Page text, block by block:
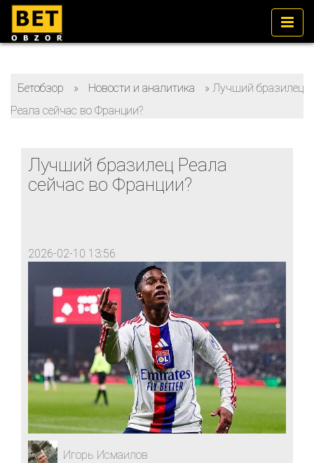
Бетобзор » Новости и аналитика » Лучший бразилец
Реала сейчас во Франции?
Лучший бразилец Реала
сейчас во Франции?
2026-02-10 13:56
Игорь Исмаилов